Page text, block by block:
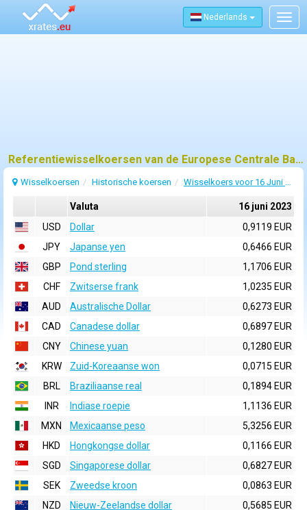
Nederlands
Referentiewisselkoersen van de Europese Centrale Bank (ECB) voor 16 juni 2023
Wisselkoersen Historische koersen Wisselkoers voor 16 Juni 2023
Valuta
16 juni 2023
USD
Dollar
0,9119 EUR
JPY
Japanse yen
0,6466 EUR
GBP
Pond sterling
1,1706 EUR
CHF
Zwitserse frank
1,0235 EUR
AUD
Australische Dollar
0,6273 EUR
CAD
Canadese dollar
0,6897 EUR
CNY
Chinese yuan
0,1280 EUR
KRW
Zuid-Koreaanse won
0,0715 EUR
BRL
Braziliaanse real
0,1894 EUR
INR
Indiase roepie
1,1136 EUR
MXN
Mexicaanse peso
5,3256 EUR
HKD
Hongkongse dollar
0,1166 EUR
SGD
Singaporese dollar
0,6827 EUR
SEK
Zweedse kroon
0,0863 EUR
NZD
Nieuw-Zeelandse dollar
0,5685 EUR